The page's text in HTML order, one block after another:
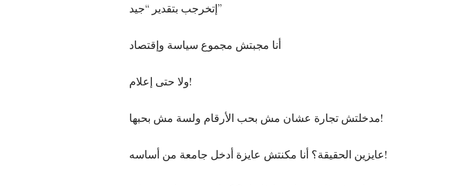
إتخرجب بتقدير “جيد”
أنا مجبتش مجموع سياسة وإقتصاد
ولا حتى إعلام!
مدخلتش تجارة عشان مش بحب الأرقام ولسة مش بحبها!
عايزين الحقيقة؟ أنا مكنتش عايزة أدخل جامعة من أساسه!